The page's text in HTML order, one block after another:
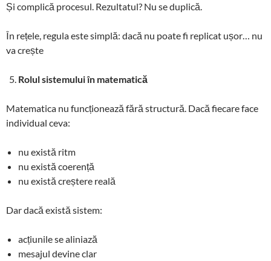
Și complică procesul. Rezultatul? Nu se duplică.
În rețele, regula este simplă: dacă nu poate fi replicat ușor… nu
va crește
Rolul sistemului în matematică
Matematica nu funcționează fără structură. Dacă fiecare face
individual ceva:
nu există ritm
nu există coerență
nu există creștere reală
Dar dacă există sistem:
acțiunile se aliniază
mesajul devine clar